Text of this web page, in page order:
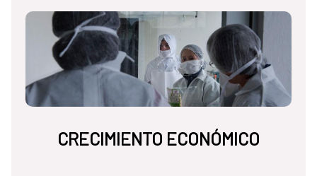
CRECIMIENTO ECONÓMICO